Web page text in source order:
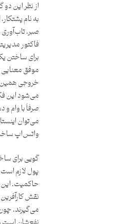
از نظر این
به نام
صبر، تاب‌آوری
فاکتور
برای ساختن
موفق معنایی
خروجی همین
می‌شود این
صرفاً با وام و
می‌توان
واتس‌اپ
گویی برای
پول لازم است
حاکمیت. این
نقش کارآفرین
می‌گیرند،